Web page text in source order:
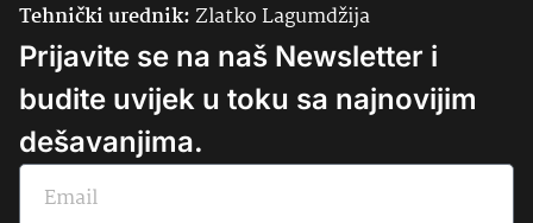
Tehnički urednik:Zlatko Lagumdžija
Prijavite se na naš Newsletter i
budite uvijek u toku sa najnovijim
dešavanjima.